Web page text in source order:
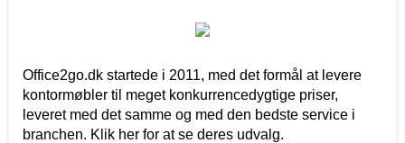
Office2go.dk startede i 2011, med det formål at levere
kontormøbler til meget konkurrencedygtige priser,
leveret med det samme og med den bedste service i
branchen. Klik her for at se deres udvalg.